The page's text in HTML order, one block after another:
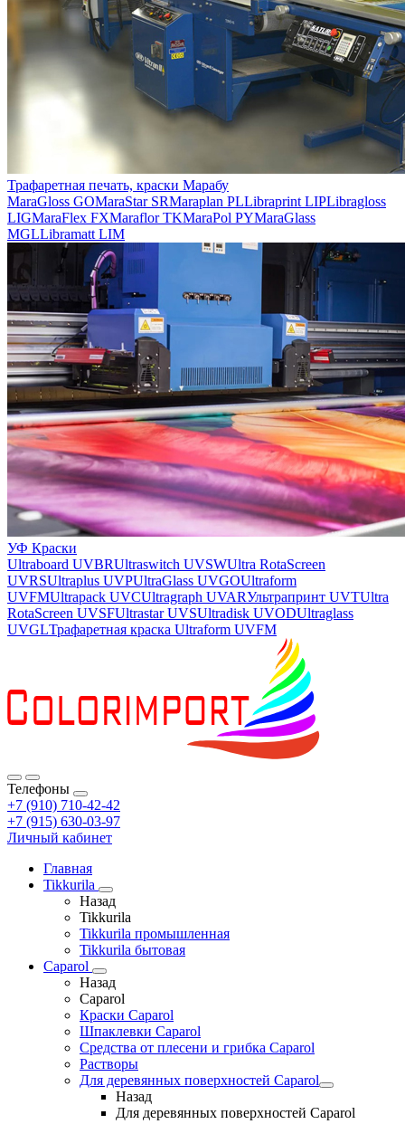
Трафаретная печать, краски Марабу
MaraGloss GOMaraStar SRMaraplan PLLibraprint LIPLibragloss
LIGMaraFlex FXMaraflor TKMaraPol PYMaraGlass
MGLLibramatt LIM
УФ Краски
Ultraboard UVBRUltraswitch UVSWUltra RotaScreen
UVRSUltraplus UVPUltraGlass UVGOUltraform
UVFMUltrapack UVCUltragraph UVARУльтрапринт UVTUltra
RotaScreen UVSFUltrastar UVSUltradisk UVODUltraglass
UVGLТрафаретная краска Ultraform UVFM
Телефоны
+7 (910) 710-42-42
+7 (915) 630-03-97
Личный кабинет
Главная
Tikkurila
Назад
Tikkurila
Tikkurila промышленная
Tikkurila бытовая
Caparol
Назад
Caparol
Краски Caparol
Шпаклевки Caparol
Средства от плесени и грибка Caparol
Растворы
Для деревянных поверхностей Caparol
Назад
Для деревянных поверхностей Caparol